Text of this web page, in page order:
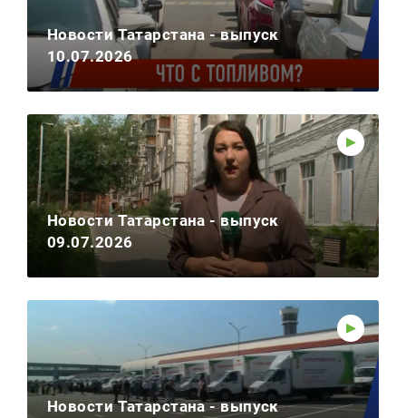
Новости Татарстана - выпуск
10.07.2026
Новости Татарстана - выпуск
09.07.2026
Новости Татарстана - выпуск